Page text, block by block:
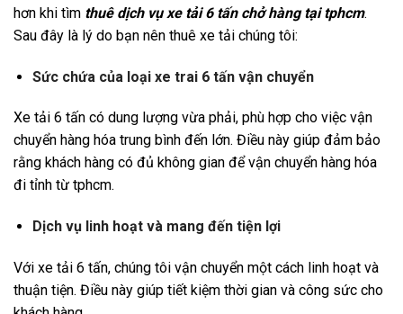
hơn khi tìm thuê dịch vụ xe tải 6 tấn chở hàng tại tphcm.
Sau đây là lý do bạn nên thuê xe tải chúng tôi:
Sức chứa của loại xe trai 6 tấn vận chuyển
Xe tải 6 tấn có dung lượng vừa phải, phù hợp cho việc vận
chuyển hàng hóa trung bình đến lớn. Điều này giúp đảm bảo
rằng khách hàng có đủ không gian để vận chuyển hàng hóa
đi tỉnh từ tphcm.
Dịch vụ linh hoạt và mang đến tiện lợi
Với xe tải 6 tấn, chúng tôi vận chuyển một cách linh hoạt và
thuận tiện. Điều này giúp tiết kiệm thời gian và công sức cho